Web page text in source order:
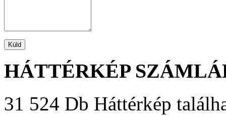
HÁTTÉRKÉP
31 524 Db Háttérkép